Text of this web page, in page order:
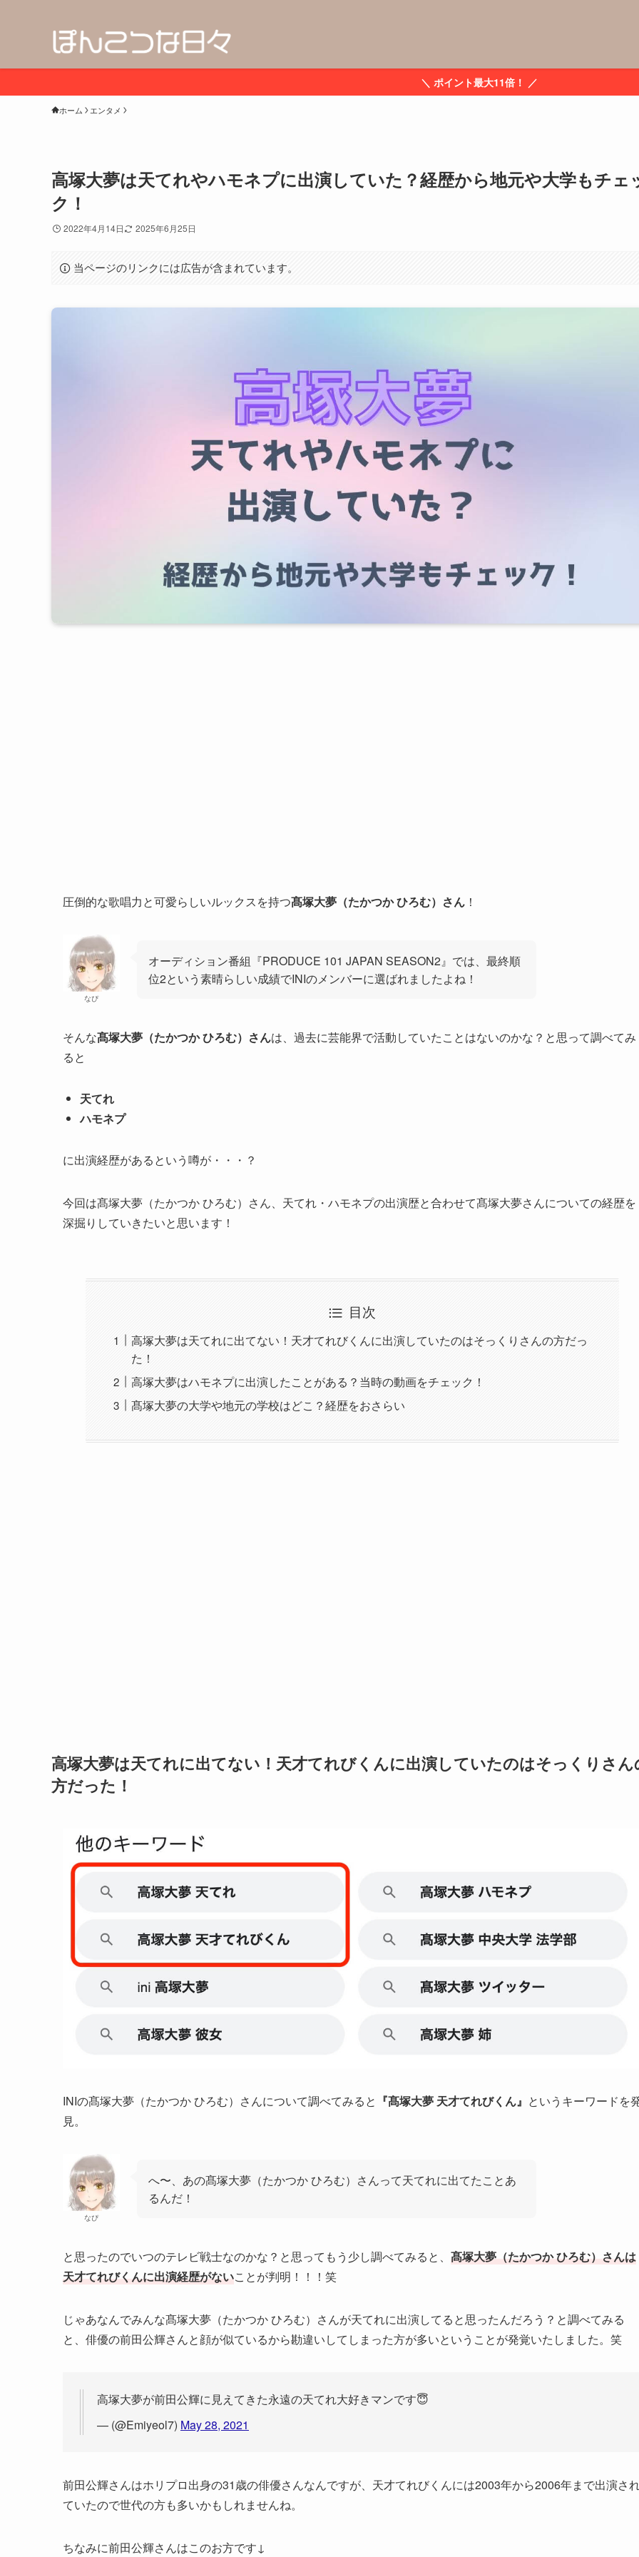
＼ ポイント最大11倍！ ／
ホーム エンタメ
高塚大夢は天てれやハモネプに出演していた？経歴から地元や大学もチェ
ク！
2022年4月14日 2025年6月25日
当ページのリンクには広告が含まれています。
圧倒的な歌唱力と可愛らしいルックスを持つ髙塚大夢（たかつか ひろむ）さん ！
なぴ
オーディション番組『PRODUCE 101 JAPAN SEASON2』では、最終順
位2という素晴らしい成績でINIのメンバーに選ばれましたよね！
そんな髙塚大夢（たかつか ひろむ）さんは、過去に芸能界で活動していたことはないのかな？と思って調べてみ
ると
天てれ
ハモネプ
に出演経歴があるという噂が・・・？
今回は髙塚大夢（たかつか ひろむ）さん、天てれ・ハモネプの出演歴と合わせて髙塚大夢さんについての経歴を
深掘りしていきたいと思います！
目次
高塚大夢は天てれに出てない！天才てれびくんに出演していたのはそっくりさんの方だっ
た！
高塚大夢はハモネプに出演したことがある？当時の動画をチェック！
髙塚大夢の大学や地元の学校はどこ？経歴をおさらい
高塚大夢は天てれに出てない！天才てれびくんに出演していたのはそっくりさん
方だった！
INIの髙塚大夢（たかつか ひろむ）さんについて調べてみると 『髙塚大夢 天才てれびくん』 というキーワードを
見。
なぴ
へ〜、あの髙塚大夢（たかつか ひろむ）さんって天てれに出てたことあ
るんだ！
と思ったのでいつのテレビ戦士なのかな？と思ってもう少し調べてみると、 髙塚大夢（たかつか ひろむ）さんは
天才てれびくんに出演経歴がないことが判明！！！笑
じゃあなんでみんな髙塚大夢（たかつか ひろむ）さんが天てれに出演してると思ったんだろう？と調べてみる
と、俳優の前田公輝さんと顔が似ているから勘違いしてしまった方が多いということが発覚いたしました。笑
高塚大夢が前田公輝に見えてきた永遠の天てれ大好きマンです😇
— (@Emiyeol7) May 28, 2021
前田公輝さんはホリプロ出身の31歳の俳優さんなんですが、天才てれびくんには2003年から2006年まで出演さ
ていたので世代の方も多いかもしれませんね。
ちなみに前田公輝さんはこのお方です↓